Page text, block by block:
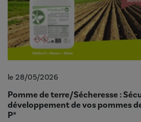
le 28/05/2026
Pomme de terre/Sécheresse :
développement de vos pommes
P*